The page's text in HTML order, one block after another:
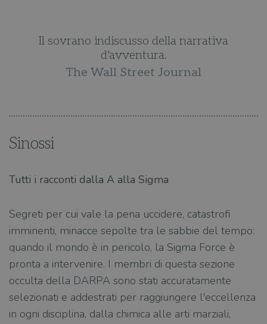
Il sovrano indiscusso della narrativa
d'avventura.
The Wall Street Journal
Sinossi
Tutti i racconti dalla A alla Sigma
Segreti per cui vale la pena uccidere, catastrofi
imminenti, minacce sepolte tra le sabbie del tempo:
quando il mondo è in pericolo, la Sigma Force è
pronta a intervenire. I membri di questa sezione
occulta della DARPA sono stati accuratamente
selezionati e addestrati per raggiungere l'eccellenza
in ogni disciplina, dalla chimica alle arti marziali,